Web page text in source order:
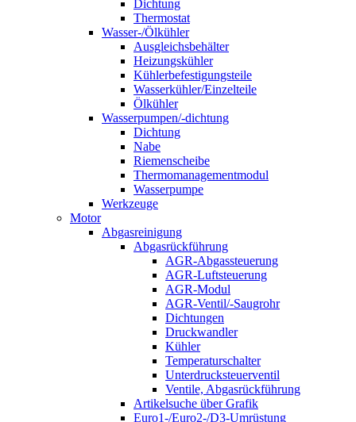
Dichtung
Thermostat
Wasser-/Ölkühler
Ausgleichsbehälter
Heizungskühler
Kühlerbefestigungsteile
Wasserkühler/Einzelteile
Ölkühler
Wasserpumpen/-dichtung
Dichtung
Nabe
Riemenscheibe
Thermomanagementmodul
Wasserpumpe
Werkzeuge
Motor
Abgasreinigung
Abgasrückführung
AGR-Abgassteuerung
AGR-Luftsteuerung
AGR-Modul
AGR-Ventil/-Saugrohr
Dichtungen
Druckwandler
Kühler
Temperaturschalter
Unterdrucksteuerventil
Ventile, Abgasrückführung
Artikelsuche über Grafik
Euro1-/Euro2-/D3-Umrüstung